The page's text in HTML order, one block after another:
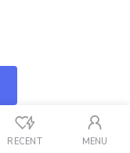
RECENT MENU